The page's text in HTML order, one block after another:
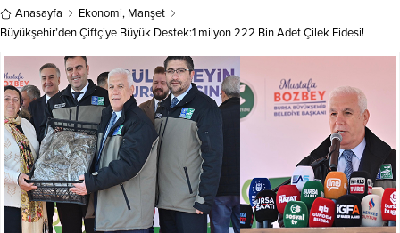
Anasayfa Ekonomi, Manşet
Büyükşehir’den Çiftçiye Büyük Destek:1 milyon 222 Bin Adet Çilek Fidesi!